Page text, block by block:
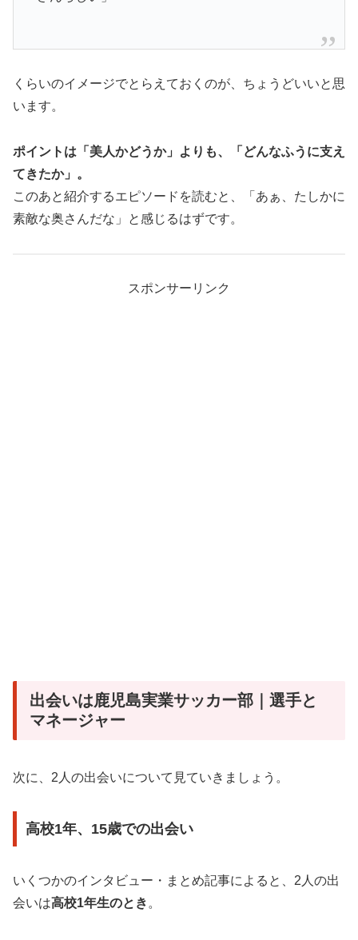
くらいのイメージでとらえておくのが、ちょうどいいと思
います。
ポイントは「美人かどうか」よりも、「どんなふうに支え
てきたか」。
このあと紹介するエピソードを読むと、「あぁ、たしかに
素敵な奥さんだな」と感じるはずです。
スポンサーリンク
出会いは鹿児島実業サッカー部｜選手と
マネージャー
次に、2人の出会いについて見ていきましょう。
高校1年、15歳での出会い
いくつかのインタビュー・まとめ記事によると、2人の出
会いは高校1年生のとき 。